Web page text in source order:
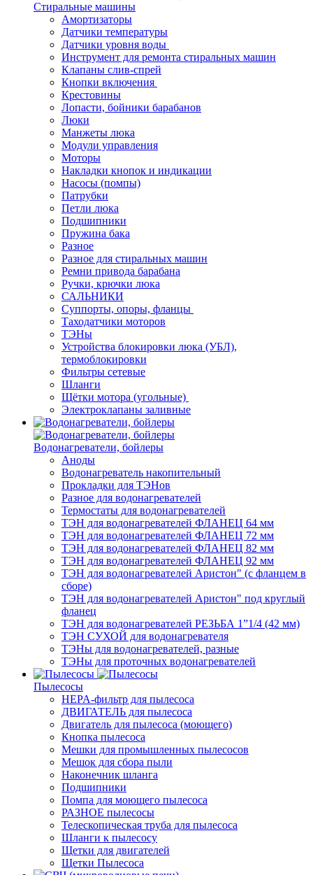
Стиральные машины
Амортизаторы
Датчики температуры
Датчики уровня воды
Инструмент для ремонта стиральных машин
Клапаны слив-спрей
Кнопки включения
Крестовины
Лопасти, бойники барабанов
Люки
Манжеты люка
Модули управления
Моторы
Накладки кнопок и индикации
Насосы (помпы)
Патрубки
Петли люка
Подшипники
Пружина бака
Разное
Разное для стиральных машин
Ремни привода барабана
Ручки, крючки люка
САЛЬНИКИ
Суппорты, опоры, фланцы
Таходатчики моторов
ТЭНы
Устройства блокировки люка (УБЛ),
термоблокировки
Фильтры сетевые
Шланги
Щётки мотора (угольные)
Электроклапаны заливные
Водонагреватели, бойлеры
Аноды
Водонагреватель накопительный
Прокладки для ТЭНов
Разное для водонагревателей
Термостаты для водонагревателей
ТЭН для водонагревателей ФЛАНЕЦ 64 мм
ТЭН для водонагревателей ФЛАНЕЦ 72 мм
ТЭН для водонагревателей ФЛАНЕЦ 82 мм
ТЭН для водонагревателей ФЛАНЕЦ 92 мм
ТЭН для водонагревателей Аристон" (с фланцем в
сборе)
ТЭН для водонагревателей Аристон" под круглый
фланец
ТЭН для водонагревателей РЕЗЬБА 1”1/4 (42 мм)
ТЭН СУХОЙ для водонагревателя
ТЭНы для водонагревателей, разные
ТЭНы для проточных водонагревателей
Пылесосы
HEPA-фильтр для пылесоса
ДВИГАТЕЛЬ для пылесоса
Двигатель для пылесоса (моющего)
Кнопка пылесоса
Мешки для промышленных пылесосов
Мешок для сбора пыли
Наконечник шланга
Подшипники
Помпа для моющего пылесоса
РАЗНОЕ пылесосы
Телескопическая труба для пылесоса
Шланги к пылесосу
Щетки для двигателей
Щетки Пылесоса